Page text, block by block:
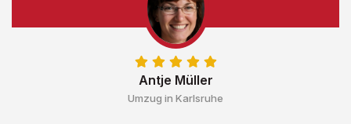
Antje Müller
Umzug in Karlsruhe